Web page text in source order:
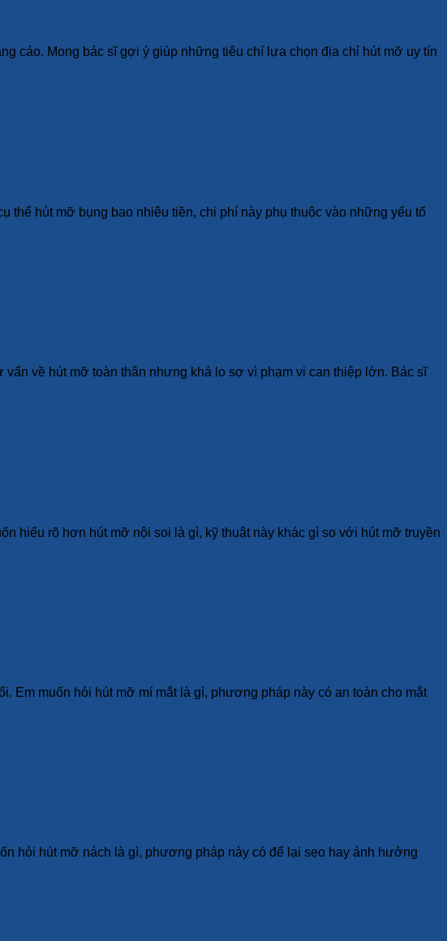
cáo. Mong bác sĩ gợi ý giúp những tiêu chí lựa chọn địa chỉ hút mỡ uy tín
thể hút mỡ bụng bao nhiêu tiền, chi phí này phụ thuộc vào những yếu tố
về hút mỡ toàn thân nhưng khá lo sợ vì phạm vi can thiệp lớn. Bác sĩ
hiểu rõ hơn hút mỡ nội soi là gì, kỹ thuật này khác gì so với hút mỡ truyền
Em muốn hỏi hút mỡ mí mắt là gì, phương pháp này có an toàn cho mắt
hỏi hút mỡ nách là gì, phương pháp này có để lại sẹo hay ảnh hưởng